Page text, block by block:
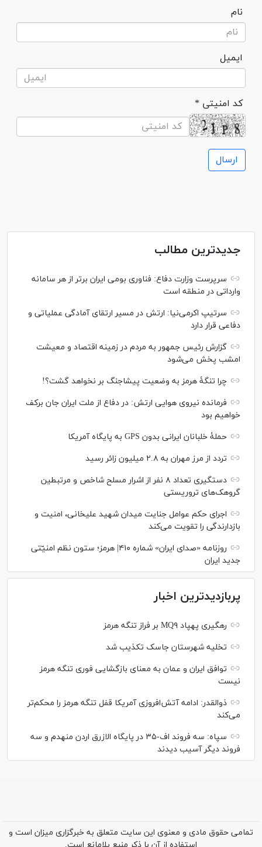
نام
ایمیل
* کد امنیتی
جدیدترین مطالب
سرپرست وزارت دفاع: فناوری بومی ایران برتر از هر سامانه
وارداتی در منطقه است
سرتیپ اکرمی‌نیا: ارتش در مسیر ارتقای آمادگی عملیاتی و
دفاعی قرار دارد
گزارش رئیس‌ جمهور به مردم در زمینه اقتصاد و معیشت
امشب پخش می‌شود
چرا تنگۀ هرمز به وضعیت پیشاجنگ بر نخواهد گشت؟!
فرمانده نیروی هوایی ارتش: در دفاع از ملت ایران جان برکف
خواهیم بود
حملۀ خلبانان ایرانی بدون GPS به پایگاه آمریکا
تردد از مرز مهران به ۲.۸ میلیون زائر رسید
دستگیری تعداد ۸ نفر از اشرار مسلح شاخص و مرتبطین
گروهک‌های تروریستی
اجرای حکم عوامل جنایت میدان شهید علیخانی، امنیت و
بازدارندگی را تقویت می‌کند
روزنامه «صدای ایران» شماره ۴۱۰| هرمز؛ ستون نظم امنیّتی
جدید ایران
پربازدیدترین اخبار
رهگیری پهپاد MQ۹ بر فراز تنگه هرمز
تخلیه شهرستان جاسک تکذیب شد
توافق ایران و عمان به معنای بازگشایی فوری تنگه هرمز
نیست
ذوالقدر: ادامه آتش‌افروزی آمریکا قفل تنگه هرمز را محکم‌تر
می‌کند
سپاه: سه فروند اف-۳۵ در پایگاه الازرق اردن منهدم و سه
فروند دیگر آسیب دیدند
تمامی حقوق مادی و معنوی این سایت متعلق به خبرگزاری میزان است و
استفاده از آن با ذکر منبع بلامانع است.